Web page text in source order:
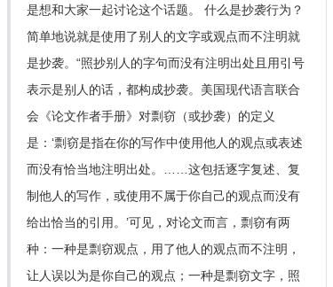
是想和大家一起讨论这个话题。 什么是抄袭行为？
简单地说就是使用了别人的文字或观点而不注明就
是抄袭。“照抄别人的字句而没有注明出处且用引号
表示是别人的话，都构成抄袭。美国现代语言联合
会《论文作者手册》对剽窃（或抄袭）的定义
是：‘剽窃是指在你的写作中使用他人的观点或表述
而没有恰当地注明出处。……这包括逐字复述、复
制他人的写作，或使用不属于你自己的观点而没有
给出恰当的引用。’可见，对论文而言，剽窃有两
种：一种是剽窃观点，用了他人的观点而不注明，
让人误以为是你自己的观点；一种是剽窃文字，照